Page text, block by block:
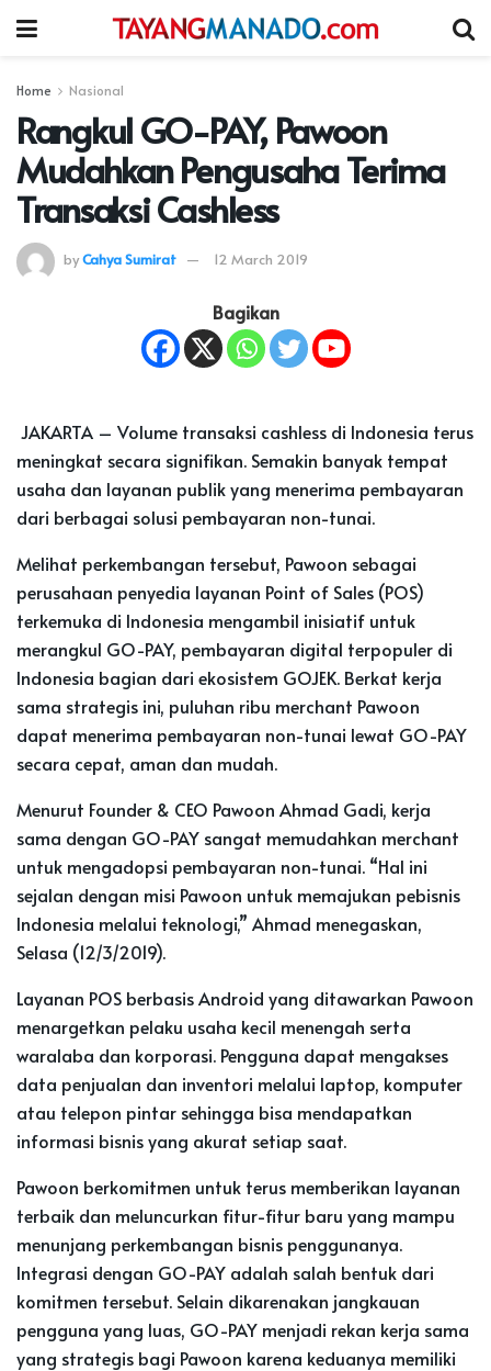
Home Nasional
Rangkul GO-PAY, Pawoon
Mudahkan Pengusaha Terima
Transaksi Cashless
byCahya Sumirat 12 March 2019
Bagikan
JAKARTA – Volume transaksi cashless di Indonesia terus
meningkat secara signifikan. Semakin banyak tempat
usaha dan layanan publik yang menerima pembayaran
dari berbagai solusi pembayaran non-tunai.
Melihat perkembangan tersebut, Pawoon sebagai
perusahaan penyedia layanan Point of Sales (POS)
terkemuka di Indonesia mengambil inisiatif untuk
merangkul GO-PAY, pembayaran digital terpopuler di
Indonesia bagian dari ekosistem GOJEK. Berkat kerja
sama strategis ini, puluhan ribu merchant Pawoon
dapat menerima pembayaran non-tunai lewat GO-PAY
secara cepat, aman dan mudah.
Menurut Founder & CEO Pawoon Ahmad Gadi, kerja
sama dengan GO-PAY sangat memudahkan merchant
untuk mengadopsi pembayaran non-tunai. “Hal ini
sejalan dengan misi Pawoon untuk memajukan pebisnis
Indonesia melalui teknologi,” Ahmad menegaskan,
Selasa (12/3/2019).
Layanan POS berbasis Android yang ditawarkan Pawoon
menargetkan pelaku usaha kecil menengah serta
waralaba dan korporasi. Pengguna dapat mengakses
data penjualan dan inventori melalui laptop, komputer
atau telepon pintar sehingga bisa mendapatkan
informasi bisnis yang akurat setiap saat.
Pawoon berkomitmen untuk terus memberikan layanan
terbaik dan meluncurkan fitur-fitur baru yang mampu
menunjang perkembangan bisnis penggunanya.
Integrasi dengan GO-PAY adalah salah bentuk dari
komitmen tersebut. Selain dikarenakan jangkauan
pengguna yang luas, GO-PAY menjadi rekan kerja sama
yang strategis bagi Pawoon karena keduanya memiliki